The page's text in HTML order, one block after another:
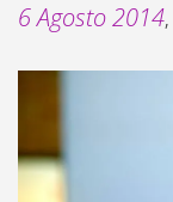
6 Agosto 2014,